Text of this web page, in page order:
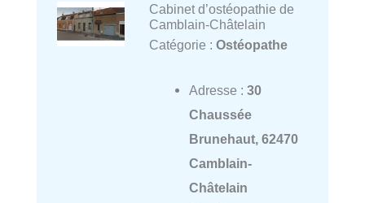
Cabinet d’ostéopathie de
Camblain-Châtelain
Catégorie : Ostéopathe
Adresse : 30
Chaussée
Brunehaut, 62470
Camblain-
Châtelain